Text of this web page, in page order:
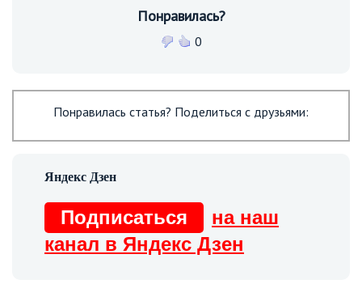
Понравилась?
0
Понравилась статья? Поделиться с друзьями:
Подписаться
на наш
канал в Яндекс Дзен